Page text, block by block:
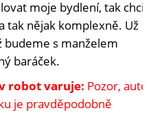
moje bydlení, tak chci
tak nějak komplexně. Už
budeme s manželem
baráček.
robot varuje: Pozor, autor
je pravděpodobně